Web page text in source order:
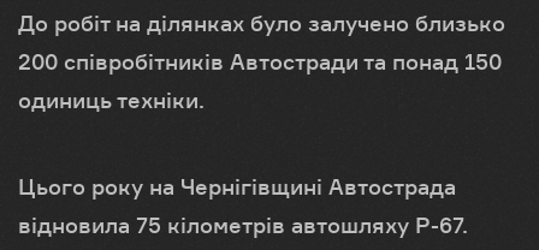
До робіт на ділянках було залучено близько
200 співробітників Автостради та понад 150
одиниць техніки.
Цього року на Чернігівщині Автострада
відновила 75 кілометрів автошляху Р-67.